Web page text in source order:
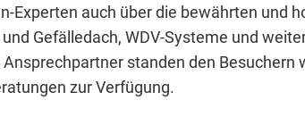
Experten auch über die bewährten und
Gefälledach, WDV-Systeme und
standen den Besuchern
zur Verfügung.